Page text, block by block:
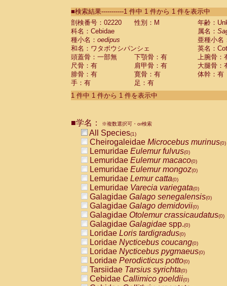
CebidaeSaguinus labiatus(0)
Cebidae Saguinus leucopus (0)
Cebidae
Cebidae
CebidaeSaguinus nigricollis (0)
Cebidae Saguinus oedipus
Cebidae Saguinus weddelli
Cebidae Saguinusspp.
Cebidae Aotus trivirgatus
Cebidae Cebus albifrons
CebidaeCebus nigrivittatus
CebidaeCebus
CebidaeSaimiri boliviensis(0)
CebidaeSaimiri sciureus(0)
AtelidaeAlouatta caraya(0)
AtelidaeAlouatta fusca(0)
AtelidaeAlouatta seniculus
AtelidaeAlouattaspp.(0)
AtelidaeAteles belzebuth(0)
AtelidaeAteles geoffroyi(0)
AtelidaeAteles paniscus(0)
AtelidaeAtelesspp.(0)
Atelidae Lagothrix lagothricha
AtelidaeLagothrix lagothricha cana
PitheciidaeCacajao calvus
PitheciidaeCallicebus cupreus
PitheciidaeCallicebus donacophilus
PitheciidaeCallicebus moloch
■検索結果-----------1 件中 1 件から 1 件を表示中
剖検番号：02220
性別：M
年齢：
科名：Cebidae
属名：
種小名： oedipus
亜種小名
和名：ワタボウシパンシェ
英名：
頭蓋骨：一部無
下顎骨：有
上腕骨：
尺骨：有
肩甲骨：有
大腿骨：
腓骨：有
寛骨：有
体幹：有
手：有
足：有
1 件中 1 件から 1 件を表示中
■学名： ※複数選択可・or検索
All Species(1)
Cheirogaleidae Microcebus murinus(0)
Lemuridae Eulemur fulvus(0)
Lemuridae Eulemur macaco(0)
Lemuridae Eulemur mongoz(0)
Lemuridae Lemur catta(0)
Lemuridae Varecia variegata(0)
Galagidae Galago senegalensis(0)
Galagidae Galago demidovii(0)
Galagidae Otolemur crassicaudatus(0)
Galagidae Galagidae spp.(0)
Loridae Loris tardigradus(0)
Loridae Nycticebus coucang(0)
Loridae Nycticebus pygmaeus(0)
Loridae Perodicticus potto(0)
Tarsiidae Tarsius syrichta(0)
Cebidae Callimico goeldii(0)